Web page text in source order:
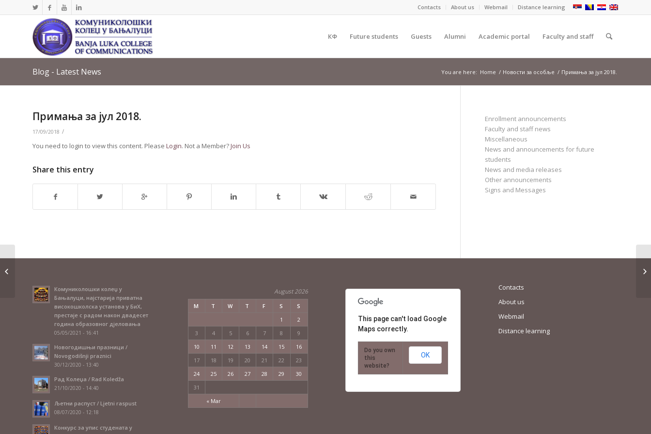
Contacts About us Webmail Distance learning
КФ Future students Guests Alumni Academic portal Faculty and staff
Blog - Latest News You are here: Home / Новости за особље / Примања за јул 2018.
Примања за јул 2018.
17/09/2018 /
You need to login to view this content. Please Login. Not a Member?Join Us
Share this entry
Enrollment announcements
Faculty and staff news
Miscellaneous
News and announcements for future
students
News and media releases
Other announcements
Signs and Messages
Комуниколошки колеџ у
Бањалуци, најстарија приватна
високошколска установа у БиХ,
престаје с радом након двадесет
година образовног дјеловања
05/05/2021 - 16:41
Новогодишњи празници /
Novogodišnji praznici
30/12/2020 - 13:40
Рад Колеџа / Rad Koledža
21/10/2020 - 14:40
Љетни распуст / Ljetni raspust
08/07/2020 - 12:18
Конкурс за упис студената у
August 2026
M T W T F S S
« Mar
1
2
3
4 5 6 7 8
9
10
11 12 13 14 15
16
17
18 19 20 21 22
23
24
25 26 27 28 29
30
31
This page can't load Google
Maps correctly.
Do you own
this
website?
OK
Contacts
About us
Webmail
Distance learning